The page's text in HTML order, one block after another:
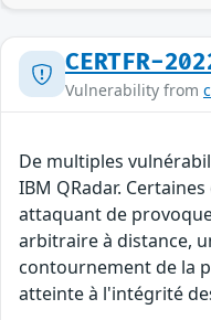
CERTFR-
Vulnerability from
De multiples
IBM QRadar.
attaquant de
arbitraire à distance,
contournement de la
atteinte à l'intégrité